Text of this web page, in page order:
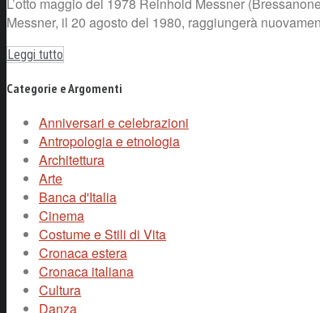
Messner, il 20 agosto del 1980, raggiungerà
Leggi tutto
Categorie e Argomenti
Anniversari e celebrazioni
Antropologia e etnologia
Architettura
Arte
Banca d'Italia
Cinema
Costume e Stili di Vita
Cronaca estera
Cronaca italiana
Cultura
Danza